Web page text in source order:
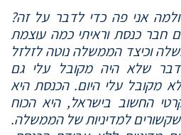
אני פה כדי לדבר על זה?
חבר כנסת וראיתי כמה עוצמת
וכיצד הממשלה נוטה לזלזל
שלא היה מקובל עלי גם
מקובל עלי היום. הכנסת היא
החשוב בישראל, היא הכוח
למדיניות של הממשלה.